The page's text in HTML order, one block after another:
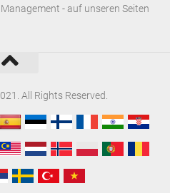
- auf unseren Seiten
All Rights Reserved.